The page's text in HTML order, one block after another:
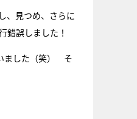
、見つめ、さらに
錯誤しました！
ました（笑） そ